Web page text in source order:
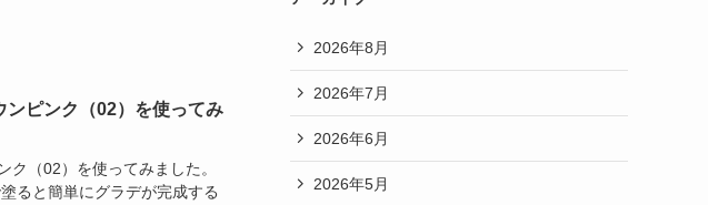
ンピンク（02）を使ってみ
ク（02）を使ってみました。
ると簡単にグラデが完成する
2026年8月
2026年7月
2026年6月
2026年5月